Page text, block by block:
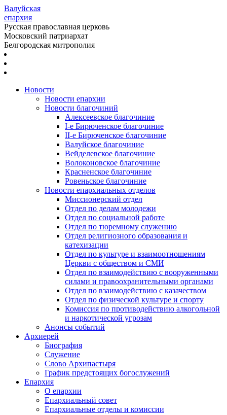
Валуйская
епархия
Русская православная церковь
Московский патриархат
Белгородская митрополия
Новости
Новости епархии
Новости благочиний
Алексеевское благочиние
I-е Бирюченское благочиние
II-е Бирюченское благочиние
Валуйское благочиние
Вейделевское благочиние
Волоконовское благочиние
Красненское благочиние
Ровеньское благочиние
Новости епархиальных отделов
Миссионерский отдел
Отдел по делам молодежи
Отдел по социальной работе
Отдел по тюремному служению
Отдел религиозного образования и
катехизации
Отдел по культуре и взаимоотношениям
Церкви с обществом и СМИ
Отдел по взаимодействию с вооруженными
силами и правоохранительными органами
Отдел по взаимодействию с казачеством
Отдел по физической культуре и спорту
Комиссия по противодействию алкогольной
и наркотической угрозам
Анонсы событий
Архиерей
Биография
Служение
Слово Архипастыря
График предстоящих богослужений
Епархия
О епархии
Епархиальный совет
Епархиальные отделы и комиссии